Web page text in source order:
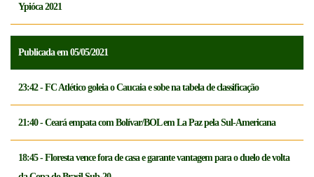
Ypióca 2021
Publicada em 05/05/2021
23:42 - FC Atlético goleia o Caucaia e sobe na tabela de classificação
21:40 - Ceará empata com Bolívar/BOL em La Paz pela Sul-Americana
18:45 - Floresta vence fora de casa e garante vantagem para o duelo de volta